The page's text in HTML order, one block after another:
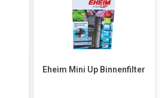
Eheim Mini Up Binnenfilter